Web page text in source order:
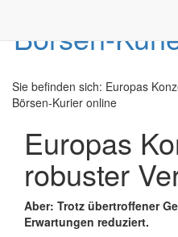
Sie befinden sich: Europas
Börsen-Kurier online
Europas
robuster
Aber: Trotz übertroffener
Erwartungen reduziert.